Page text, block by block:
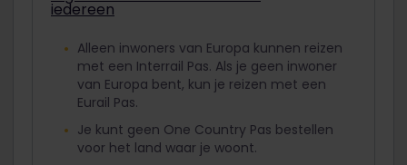
iedereen
Alleen inwoners van Europa kunnen reizen
met een Interrail Pas. Als je geen inwoner
van Europa bent, kun je reizen met een
Eurail Pas.
Je kunt geen One Country Pas bestellen
voor het land waar je woont.